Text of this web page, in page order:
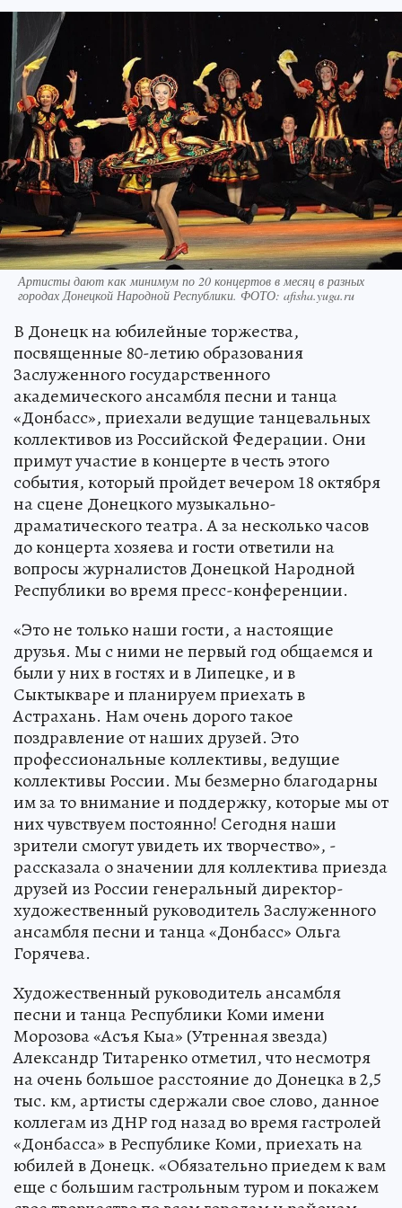
Артисты дают как минимум по 20 концертов в месяц в разных
городах Донецкой Народной Республики. ФОТО: afisha.yuga.ru
В Донецк на юбилейные торжества,
посвященные 80-летию образования
Заслуженного государственного
академического ансамбля песни и танца
«Донбасс», приехали ведущие танцевальных
коллективов из Российской Федерации. Они
примут участие в концерте в честь этого
события, который пройдет вечером 18 октября
на сцене Донецкого музыкально-
драматического театра. А за несколько часов
до концерта хозяева и гости ответили на
вопросы журналистов Донецкой Народной
Республики во время пресс-конференции.
«Это не только наши гости, а настоящие
друзья. Мы с ними не первый год общаемся и
были у них в гостях и в Липецке, и в
Сыктыкваре и планируем приехать в
Астрахань. Нам очень дорого такое
поздравление от наших друзей. Это
профессиональные коллективы, ведущие
коллективы России. Мы безмерно благодарны
им за то внимание и поддержку, которые мы от
них чувствуем постоянно! Сегодня наши
зрители смогут увидеть их творчество», -
рассказала о значении для коллектива приезда
друзей из России генеральный директор-
художественный руководитель Заслуженного
ансамбля песни и танца «Донбасс» Ольга
Горячева.
Художественный руководитель ансамбля
песни и танца Республики Коми имени
Морозова «Асъя Кыа» (Утренная звезда)
Александр Титаренко отметил, что несмотря
на очень большое расстояние до Донецка в 2,5
тыс. км, артисты сдержали свое слово, данное
коллегам из ДНР год назад во время гастролей
«Донбасса» в Республике Коми, приехать на
юбилей в Донецк. «Обязательно приедем к вам
еще с большим гастрольным туром и покажем